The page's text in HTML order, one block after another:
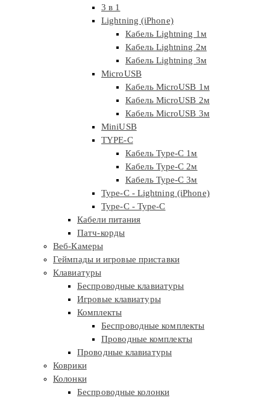
3 в 1
Lightning (iPhone)
Кабель Lightning 1м
Кабель Lightning 2м
Кабель Lightning 3м
MicroUSB
Кабель MicroUSB 1м
Кабель MicroUSB 2м
Кабель MicroUSB 3м
MiniUSB
TYPE-C
Кабель Type-C 1м
Кабель Type-C 2м
Кабель Type-C 3м
Type-C - Lightning (iPhone)
Type-C - Type-C
Кабели питания
Патч-корды
Веб-Камеры
Геймпады и игровые приставки
Клавиатуры
Беспроводные клавиатуры
Игровые клавиатуры
Комплекты
Беспроводные комплекты
Проводные комплекты
Проводные клавиатуры
Коврики
Колонки
Беспроводные колонки